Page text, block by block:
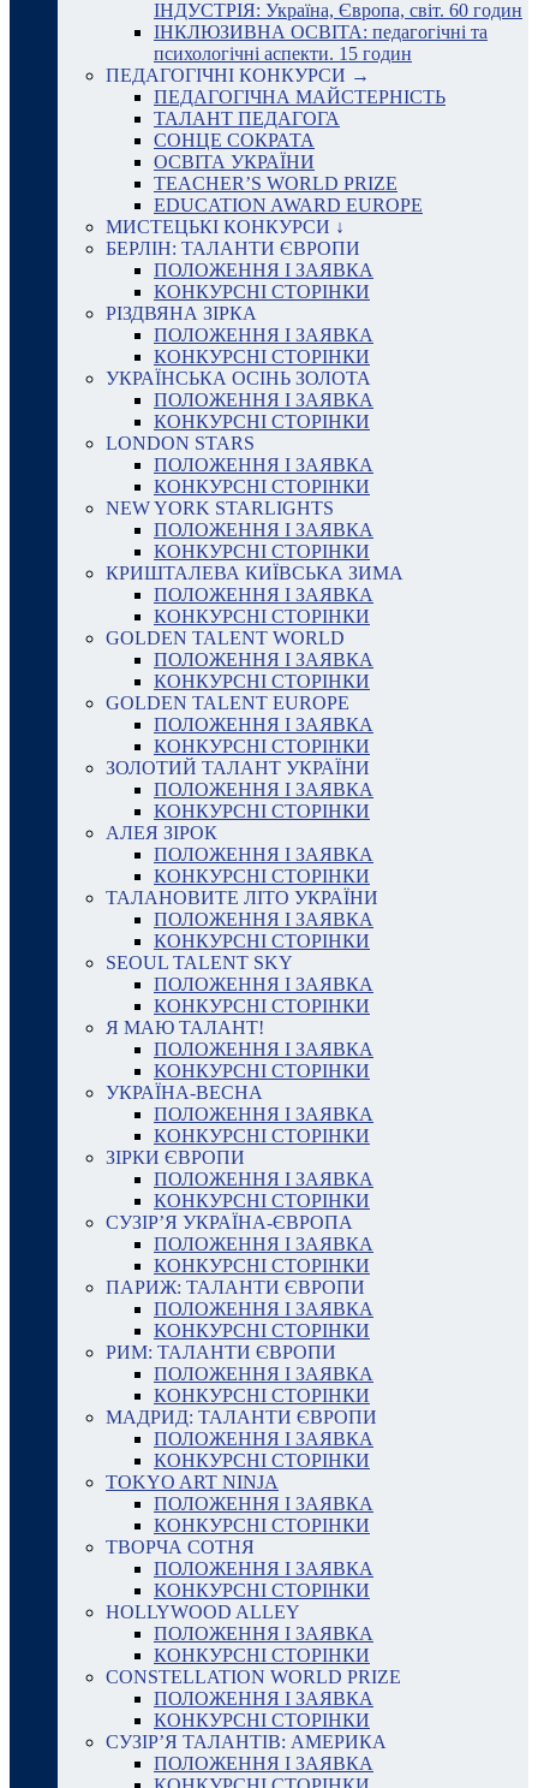
ІНДУСТРІЯ: Україна, Європа, світ. 60 годин
ІНКЛЮЗИВНА ОСВІТА: педагогічні та
психологічні аспекти. 15 годин
ПЕДАГОГІЧНІ КОНКУРСИ →
ПЕДАГОГІЧНА МАЙСТЕРНІСТЬ
ТАЛАНТ ПЕДАГОГА
СОНЦЕ СОКРАТА
ОСВІТА УКРАЇНИ
TEACHER’S WORLD PRIZE
EDUCATION AWARD EUROPE
МИСТЕЦЬКІ КОНКУРСИ ↓
БЕРЛІН: ТАЛАНТИ ЄВРОПИ
ПОЛОЖЕННЯ І ЗАЯВКА
КОНКУРСНІ СТОРІНКИ
РІЗДВЯНА ЗІРКА
ПОЛОЖЕННЯ І ЗАЯВКА
КОНКУРСНІ СТОРІНКИ
УКРАЇНСЬКА ОСІНЬ ЗОЛОТА
ПОЛОЖЕННЯ І ЗАЯВКА
КОНКУРСНІ СТОРІНКИ
LONDON STARS
ПОЛОЖЕННЯ І ЗАЯВКА
КОНКУРСНІ СТОРІНКИ
NEW YORK STARLIGHTS
ПОЛОЖЕННЯ І ЗАЯВКА
КОНКУРСНІ СТОРІНКИ
КРИШТАЛЕВА КИЇВСЬКА ЗИМА
ПОЛОЖЕННЯ І ЗАЯВКА
КОНКУРСНІ СТОРІНКИ
GOLDEN TALENT WORLD
ПОЛОЖЕННЯ І ЗАЯВКА
КОНКУРСНІ СТОРІНКИ
GOLDEN TALENT EUROPE
ПОЛОЖЕННЯ І ЗАЯВКА
КОНКУРСНІ СТОРІНКИ
ЗОЛОТИЙ ТАЛАНТ УКРАЇНИ
ПОЛОЖЕННЯ І ЗАЯВКА
КОНКУРСНІ СТОРІНКИ
АЛЕЯ ЗІРОК
ПОЛОЖЕННЯ І ЗАЯВКА
КОНКУРСНІ СТОРІНКИ
ТАЛАНОВИТЕ ЛІТО УКРАЇНИ
ПОЛОЖЕННЯ І ЗАЯВКА
КОНКУРСНІ СТОРІНКИ
SEOUL TALENT SKY
ПОЛОЖЕННЯ І ЗАЯВКА
КОНКУРСНІ СТОРІНКИ
Я МАЮ ТАЛАНТ!
ПОЛОЖЕННЯ І ЗАЯВКА
КОНКУРСНІ СТОРІНКИ
УКРАЇНА-ВЕСНА
ПОЛОЖЕННЯ І ЗАЯВКА
КОНКУРСНІ СТОРІНКИ
ЗІРКИ ЄВРОПИ
ПОЛОЖЕННЯ І ЗАЯВКА
КОНКУРСНІ СТОРІНКИ
СУЗІР’Я УКРАЇНА-ЄВРОПА
ПОЛОЖЕННЯ І ЗАЯВКА
КОНКУРСНІ СТОРІНКИ
ПАРИЖ: ТАЛАНТИ ЄВРОПИ
ПОЛОЖЕННЯ І ЗАЯВКА
КОНКУРСНІ СТОРІНКИ
РИМ: ТАЛАНТИ ЄВРОПИ
ПОЛОЖЕННЯ І ЗАЯВКА
КОНКУРСНІ СТОРІНКИ
МАДРИД: ТАЛАНТИ ЄВРОПИ
ПОЛОЖЕННЯ І ЗАЯВКА
КОНКУРСНІ СТОРІНКИ
TOKYO ART NINJA
ПОЛОЖЕННЯ І ЗАЯВКА
КОНКУРСНІ СТОРІНКИ
ТВОРЧА СОТНЯ
ПОЛОЖЕННЯ І ЗАЯВКА
КОНКУРСНІ СТОРІНКИ
HOLLYWOOD ALLEY
ПОЛОЖЕННЯ І ЗАЯВКА
КОНКУРСНІ СТОРІНКИ
CONSTELLATION WORLD PRIZE
ПОЛОЖЕННЯ І ЗАЯВКА
КОНКУРСНІ СТОРІНКИ
СУЗІР’Я ТАЛАНТІВ: АМЕРИКА
ПОЛОЖЕННЯ І ЗАЯВКА